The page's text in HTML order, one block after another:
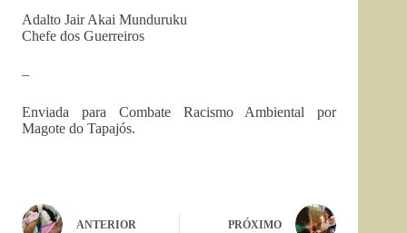
Adalto Jair Akai Munduruku
Chefe dos Guerreiros
–
Enviada para Combate Racismo Ambiental por
Magote do Tapajós.
ANTERIOR PRÓXIMO